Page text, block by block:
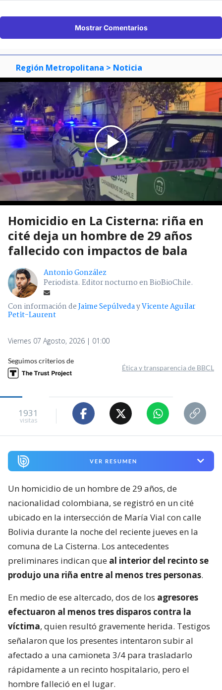
Mostrar Comentarios
Región Metropolitana > Noticia
Homicidio en La Cisterna: riña en
cité deja un hombre de 29 años
fallecido con impactos de bala
Antonio González
Periodista. Editor nocturno en BioBioChile.
Con información deJaime SepúlvedayVicente Aguilar
Petit-Laurent
Viernes 07 Agosto, 2026 | 01:00
Seguimos criterios de
Ética y transparencia de BBCL
1931
visitas
VER RESUMEN
Un homicidio de un hombre de 29 años, de
nacionalidad colombiana, se registró en un cité
ubicado en la intersección de María Vial con calle
Bolivia durante la noche del reciente jueves en la
comuna de La Cisterna. Los antecedentes
preliminares indican que al interior del recinto se
produjo una riña entre al menos tres personas.
En medio de ese altercado, dos de los agresores
efectuaron al menos tres disparos contra la
víctima, quien resultó gravemente herida. Testigos
señalaron que los presentes intentaron subir al
afectado a una camioneta 3/4 para trasladarlo
rápidamente a un recinto hospitalario, pero el
hombre falleció en el lugar.